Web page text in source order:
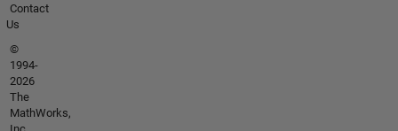
Contact
Us
©
1994-
2026
The
MathWorks,